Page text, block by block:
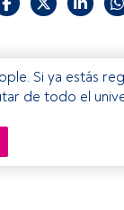
Si ya estás
de todo el